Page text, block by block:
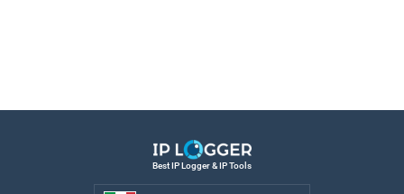
Best IP Logger & IP Tools